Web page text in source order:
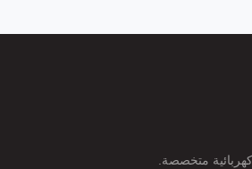
متخصصة.